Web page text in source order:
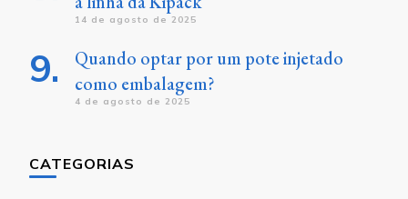
14 de agosto de 2025
Quando optar por um pote injetado
como embalagem?
4 de agosto de 2025
CATEGORIAS